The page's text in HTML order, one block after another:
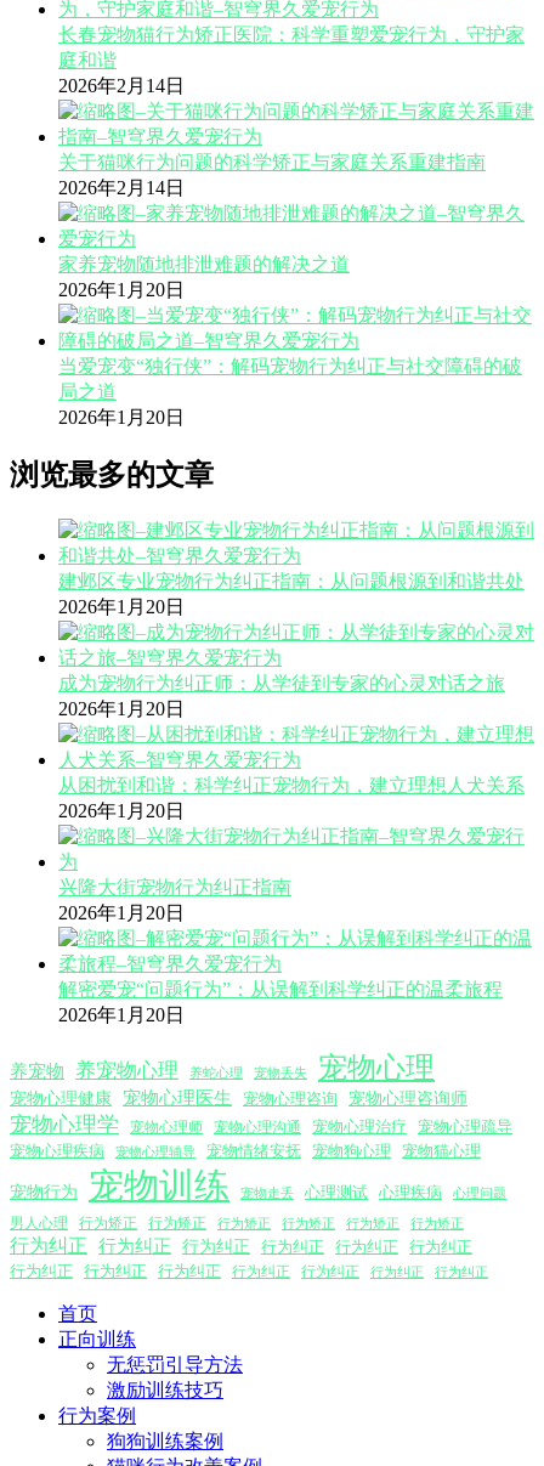
长春宠物猫行为矫正医院：科学重塑爱宠行为，守护家
庭和谐
2026年2月14日
关于猫咪行为问题的科学矫正与家庭关系重建指南
2026年2月14日
家养宠物随地排泄难题的解决之道
2026年1月20日
当爱宠变“独行侠”：解码宠物行为纠正与社交障碍的破
局之道
2026年1月20日
浏览最多的文章
建邺区专业宠物行为纠正指南：从问题根源到和谐共处
2026年1月20日
成为宠物行为纠正师：从学徒到专家的心灵对话之旅
2026年1月20日
从困扰到和谐：科学纠正宠物行为，建立理想人犬关系
2026年1月20日
兴隆大街宠物行为纠正指南
2026年1月20日
解密爱宠“问题行为”：从误解到科学纠正的温柔旅程
2026年1月20日
养宠物 养宠物心理 养蛇心理 宠物丢失 宠物心理
宠物心理健康 宠物心理医生 宠物心理咨询 宠物心理咨询师
宠物心理学 宠物心理师 宠物心理沟通 宠物心理治疗
宠物心理疏导
宠物心理疾病
宠物心理辅导 宠物情绪安抚 宠物狗心理 宠物猫心理
宠物行为 宠物训练 宠物走丢 心理测试 心理疾病 心理问题
男人心理 行为矫正 行为矫正 行为矫正 行为矫正 行为矫正 行为矫正
行为纠正 行为纠正 行为纠正 行为纠正 行为纠正
行为纠正
行为纠正
行为纠正 行为纠正 行为纠正 行为纠正 行为纠正 行为纠正
首页
正向训练
无惩罚引导方法
激励训练技巧
行为案例
狗狗训练案例